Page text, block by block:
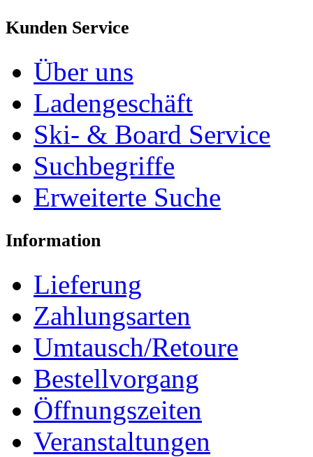
Kunden Service
Über uns
Ladengeschäft
Ski- & Board Service
Suchbegriffe
Erweiterte Suche
Information
Lieferung
Zahlungsarten
Umtausch/Retoure
Bestellvorgang
Öffnungszeiten
Veranstaltungen